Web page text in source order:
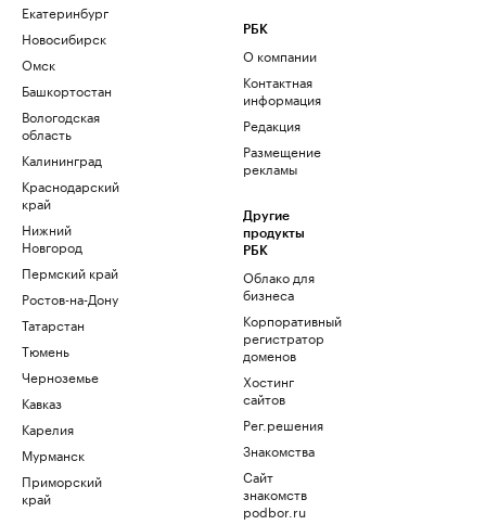
Екатеринбург
Новосибирск
Омск
Башкортостан
Вологодская
область
Калининград
Краснодарский
край
Нижний
Новгород
Пермский край
Ростов-на-Дону
Татарстан
Тюмень
Черноземье
Кавказ
Карелия
Мурманск
Приморский
край
РБК
О компании
Контактная
информация
Редакция
Размещение
рекламы
Другие
продукты
РБК
Облако для
бизнеса
Корпоративный
регистратор
доменов
Хостинг
сайтов
Рег.решения
Знакомства
Сайт
знакомств
podbor.ru